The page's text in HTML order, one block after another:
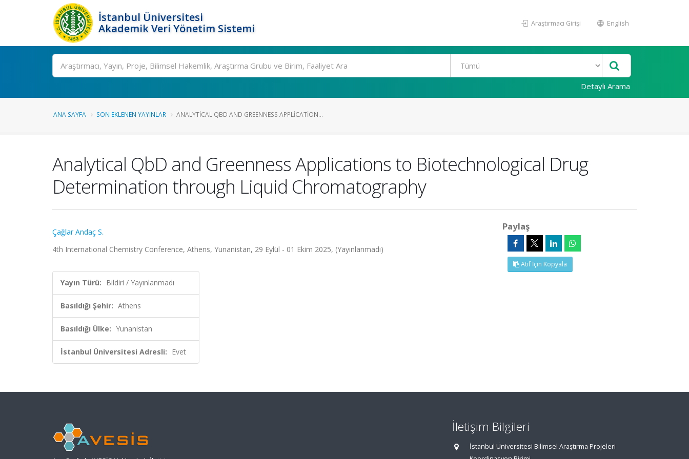
İstanbul Üniversitesi
Akademik Veri Yönetim Sistemi
Araştırmacı Girişi English
Ara
Detaylı Arama
ANA SAYFA SON EKLENEN YAYINLAR ANALYTICAL QBD AND GREENNESS APPLICATION...
Analytical QbD and Greenness Applications to Biotechnological Drug
Determination through Liquid Chromatography
Çağlar Andaç S.
4th International Chemistry Conference, Athens, Yunanistan, 29 Eylül - 01 Ekim 2025, (Yayınlanmadı)
Yayın Türü: Bildiri / Yayınlanmadı
Basıldığı Şehir: Athens
Basıldığı Ülke: Yunanistan
İstanbul Üniversitesi Adresli: Evet
Paylaş
Atıf İçin Kopyala
İletişim Bilgileri
İstanbul Üniversitesi Bilimsel Araştırma Projeleri